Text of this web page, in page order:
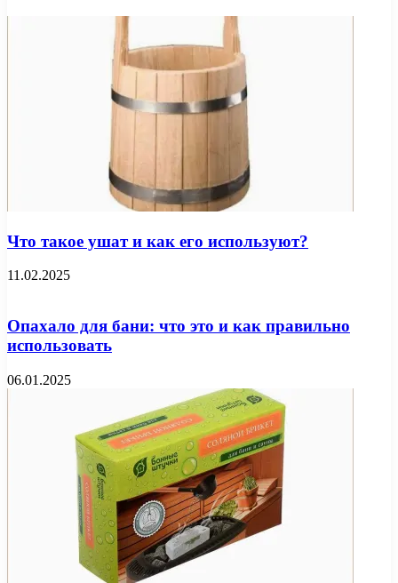
Что такое ушат и как его используют?
11.02.2025
Опахало для бани: что это и как правильно
использовать
06.01.2025